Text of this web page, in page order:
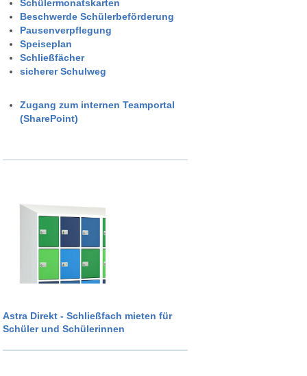
Schülermonatskarten
Beschwerde Schülerbeförderung
Pausenverpflegung
Speiseplan
Schließfächer
sicherer Schulweg
Zugang zum internen Teamportal
(SharePoint)
Astra Direkt - Schließfach mieten für
Schüler und Schülerinnen